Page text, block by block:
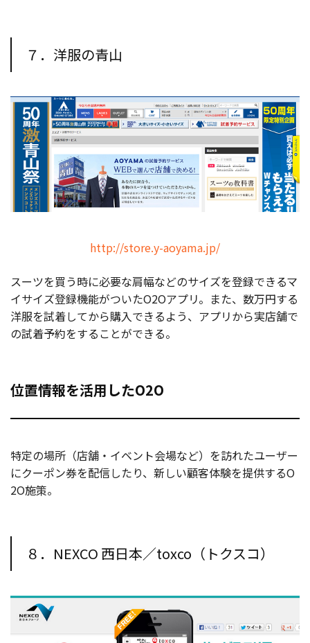
７．洋服の青山
http://store.y-aoyama.jp/
スーツを買う時に必要な肩幅などのサイズを登録できるマ
イサイズ登録機能がついたO2Oアプリ。また、数万円する
洋服を試着してから購入できるよう、アプリから実店舗で
の試着予約をすることができる。
位置情報を活用したO2O
特定の場所（店舗・イベント会場など）を訪れたユーザー
にクーポン券を配信したり、新しい顧客体験を提供するO
2O施策。
８．NEXCO 西日本／toxco（トクスコ）